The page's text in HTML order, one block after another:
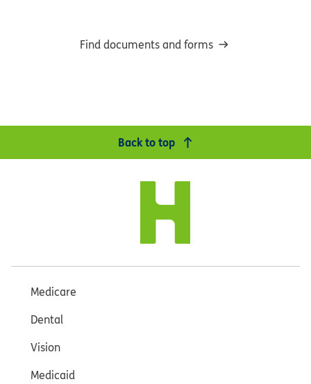
Find documents and forms
Back to top
Medicare
Dental
Vision
Medicaid